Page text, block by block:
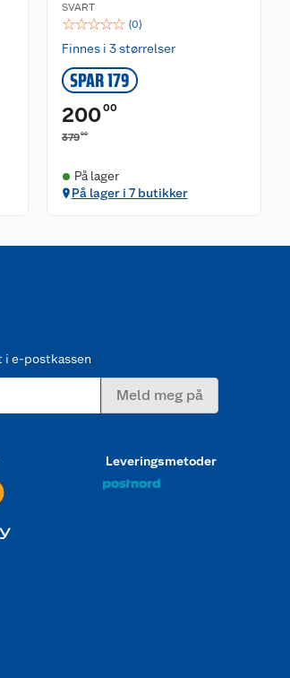
SVART
☆☆☆☆☆ (0)
Finnes i 3 størrelser
SPAR 179
20000
37900
På lager
På lager i 7 butikker
i e-postkassen
Meld meg på
Leveringsmetoder